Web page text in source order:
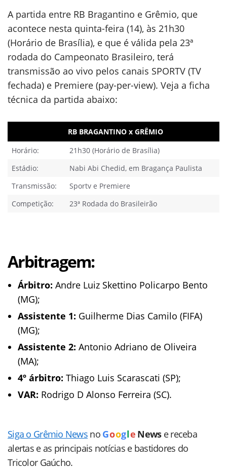
A partida entre RB Bragantino e Grêmio, que
acontece nesta quinta-feira (14), às 21h30
(Horário de Brasília), e que é válida pela 23ª
rodada do Campeonato Brasileiro, terá
transmissão ao vivo pelos canais SPORTV (TV
fechada) e Premiere (pay-per-view). Veja a ficha
técnica da partida abaixo:
RB BRAGANTINO x GRÊMIO
Horário:
21h30 (Horário de Brasília)
Estádio:
Nabi Abi Chedid, em Bragança Paulista
Transmissão:
Sportv e Premiere
Competição:
23ª Rodada do Brasileirão
Arbitragem:
Árbitro: Andre Luiz Skettino Policarpo Bento
(MG);
Assistente 1: Guilherme Dias Camilo (FIFA)
(MG);
Assistente 2: Antonio Adriano de Oliveira
(MA);
4º árbitro: Thiago Luis Scarascati (SP);
VAR: Rodrigo D Alonso Ferreira (SC).
Siga o Grêmio News no Goog le News e receba
alertas e as principais notícias e bastidores do
Tricolor Gaúcho.